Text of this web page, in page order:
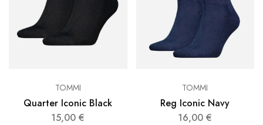
TOMMI
Quarter Iconic Black
15,00€
TOMMI
Reg Iconic Navy
16,00€